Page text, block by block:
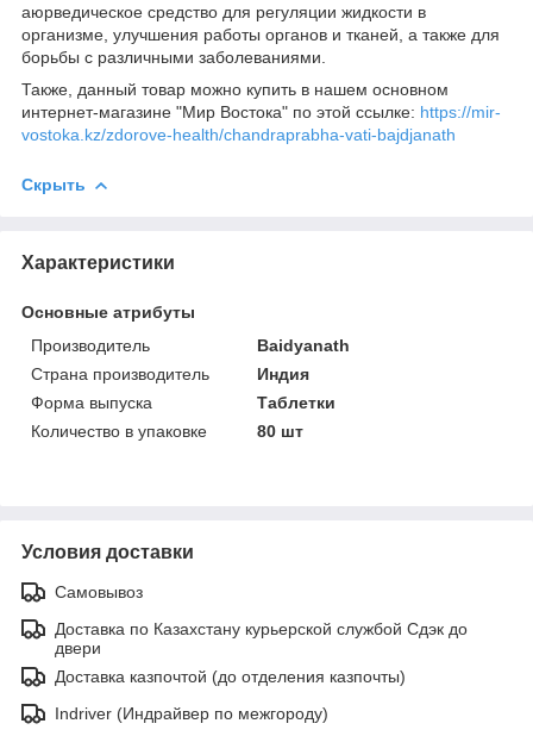
аюрведическое средство для регуляции жидкости в
организме, улучшения работы органов и тканей, а также для
борьбы с различными заболеваниями.
Также, данный товар можно купить в нашем основном
интернет-магазине "Мир Востока" по этой ссылке: https://mir-
vostoka.kz/zdorove-health/chandraprabha-vati-bajdjanath
Скрыть
Характеристики
Основные атрибуты
Производитель
Baidyanath
Страна производитель
Индия
Форма выпуска
Таблетки
Количество в упаковке
80 шт
Условия доставки
Самовывоз
Доставка по Казахстану курьерской службой Сдэк до
двери
Доставка казпочтой (до отделения казпочты)
Indriver (Индрайвер по межгороду)